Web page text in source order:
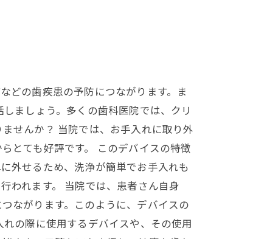
どの歯疾患の予防につながります。ま
ましょう。多くの歯科医院では、クリ
せんか？ 当院では、お手入れに取り外
とても好評です。 このデバイスの特徴
外せるため、洗浄が簡単でお手入れも
われます。 当院では、患者さん自身
ながります。このように、デバイスの
の際に使用するデバイスや、その使用